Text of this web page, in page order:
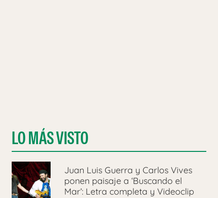
LO MÁS VISTO
Juan Luis Guerra y Carlos Vives
ponen paisaje a ‘Buscando el
Mar’: Letra completa y Videoclip